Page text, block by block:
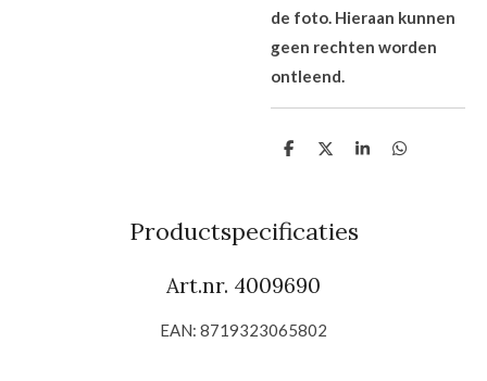
de foto. Hieraan kunnen
geen rechten worden
ontleend.
D
n
D
S
D
Productspecificaties
Art.nr. 4009690
EAN: 8719323065802